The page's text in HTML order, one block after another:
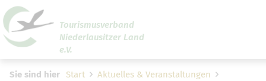
Tourismusverband
Niederlausitzer Land
e.V.
Sie sind hier Start
Aktuelles & Veranstaltungen
Um Einstellungen zur Barrierefreiheit vornehmen zu
den Cookie-Einstellungen benötigt.